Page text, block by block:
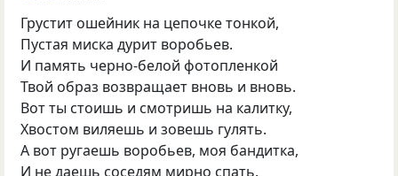
Грустит ошейник на цепочке тонкой,
Пустая миска дурит воробьев.
И память черно-белой фотопленкой
Твой образ возвращает вновь и вновь.
Вот ты стоишь и смотришь на калитку,
Хвостом виляешь и зовешь гулять.
А вот ругаешь воробьев, моя бандитка,
И не даешь соседям мирно спать.